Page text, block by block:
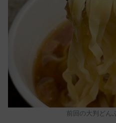
前回の大判どん